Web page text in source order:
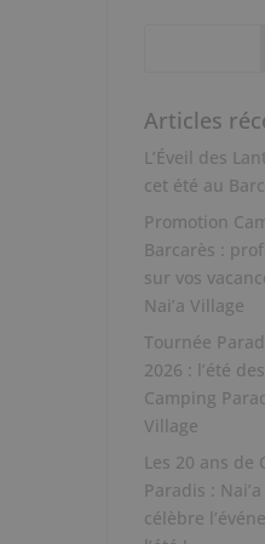
Articles
L’Éveil des
cet été au
Promotion
Barcarès :
sur vos
Nai’a Village
Tournée
2026 : l’été
Camping
Village
Les 20 ans de
Paradis :
célèbre